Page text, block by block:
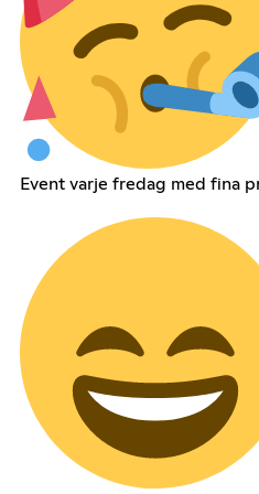
Event varje fredag med fina